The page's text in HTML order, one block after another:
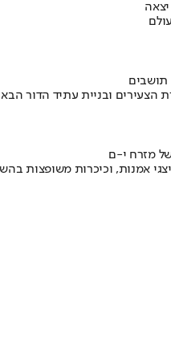
הצעירים ובניית עתיד הדור הבא
מזרח י-ם